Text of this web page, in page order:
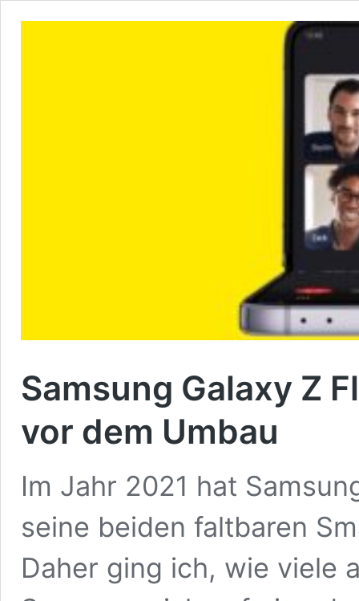
Samsung Galaxy Z
vor dem Umbau
Im Jahr 2021 hat
seine beiden faltbaren
Daher ging ich, wie viele